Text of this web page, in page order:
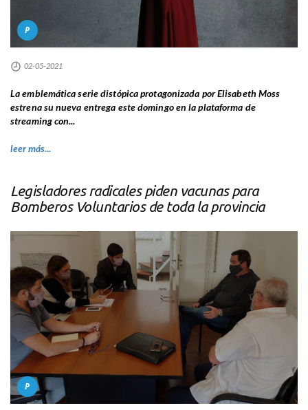
P
02-05-2021
La emblemática serie distópica protagonizada por Elisabeth Moss
estrena su nueva entrega este domingo en la plataforma de
streaming con...
leer más...
Legisladores radicales piden vacunas para
Bomberos Voluntarios de toda la provincia
P